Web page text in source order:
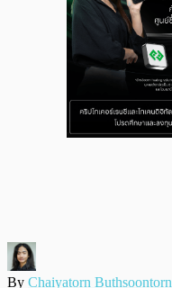
By Chaiyatorn Buthsoontorn